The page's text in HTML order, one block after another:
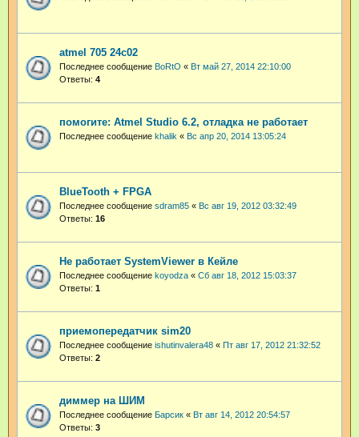
atmel 705 24c02
Последнее сообщение BoRtO « Вт май 27, 2014 22:10:00
Ответы: 4
помогите: Atmel Studio 6.2, отладка не работает
Последнее сообщение khalik « Вс апр 20, 2014 13:05:24
BlueTooth + FPGA
Последнее сообщение sdram85 « Вс авг 19, 2012 03:32:49
Ответы: 16
Не работает SystemViewer в Кейле
Последнее сообщение koyodza « Сб авг 18, 2012 15:03:37
Ответы: 1
приемопередатчик sim20
Последнее сообщение ishutinvalera48 « Пт авг 17, 2012 21:32:52
Ответы: 2
диммер на ШИМ
Последнее сообщение Барсик « Вт авг 14, 2012 20:54:57
Ответы: 3